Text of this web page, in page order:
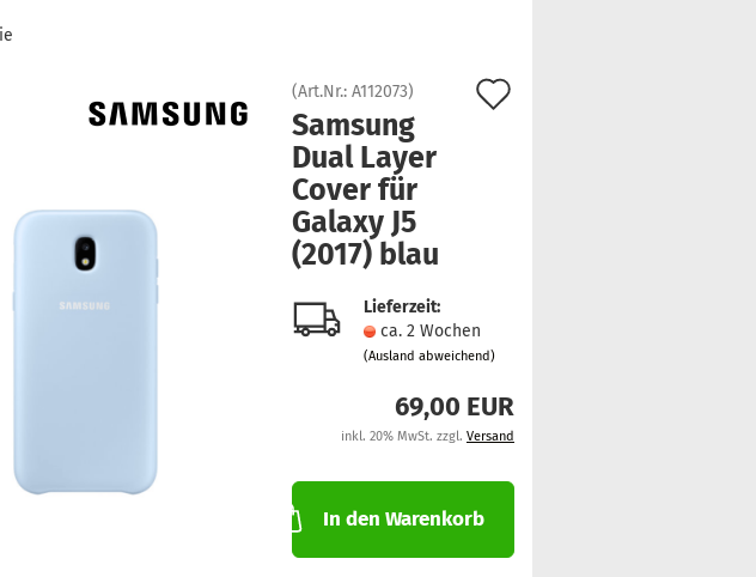
(Art.Nr.:A112073)
Sam­sung
Dual Layer
Cover für
Ga­la­xy J5
(2017) blau
Lieferzeit:
ca. 2 Wochen
(Ausland abweichend)
69,00 EUR
inkl. 20% MwSt. zzgl. Versand
In den Warenkorb